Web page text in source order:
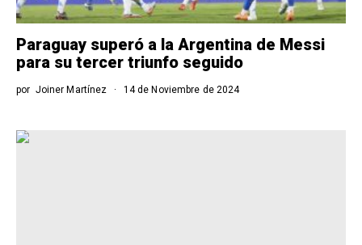
Paraguay superó a la Argentina de Messi
para su tercer triunfo seguido
por Joiner Martínez 14 de Noviembre de 2024